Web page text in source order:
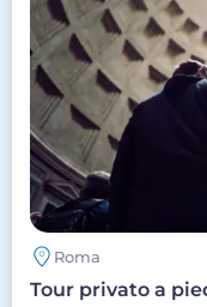
Roma
Tour privato a